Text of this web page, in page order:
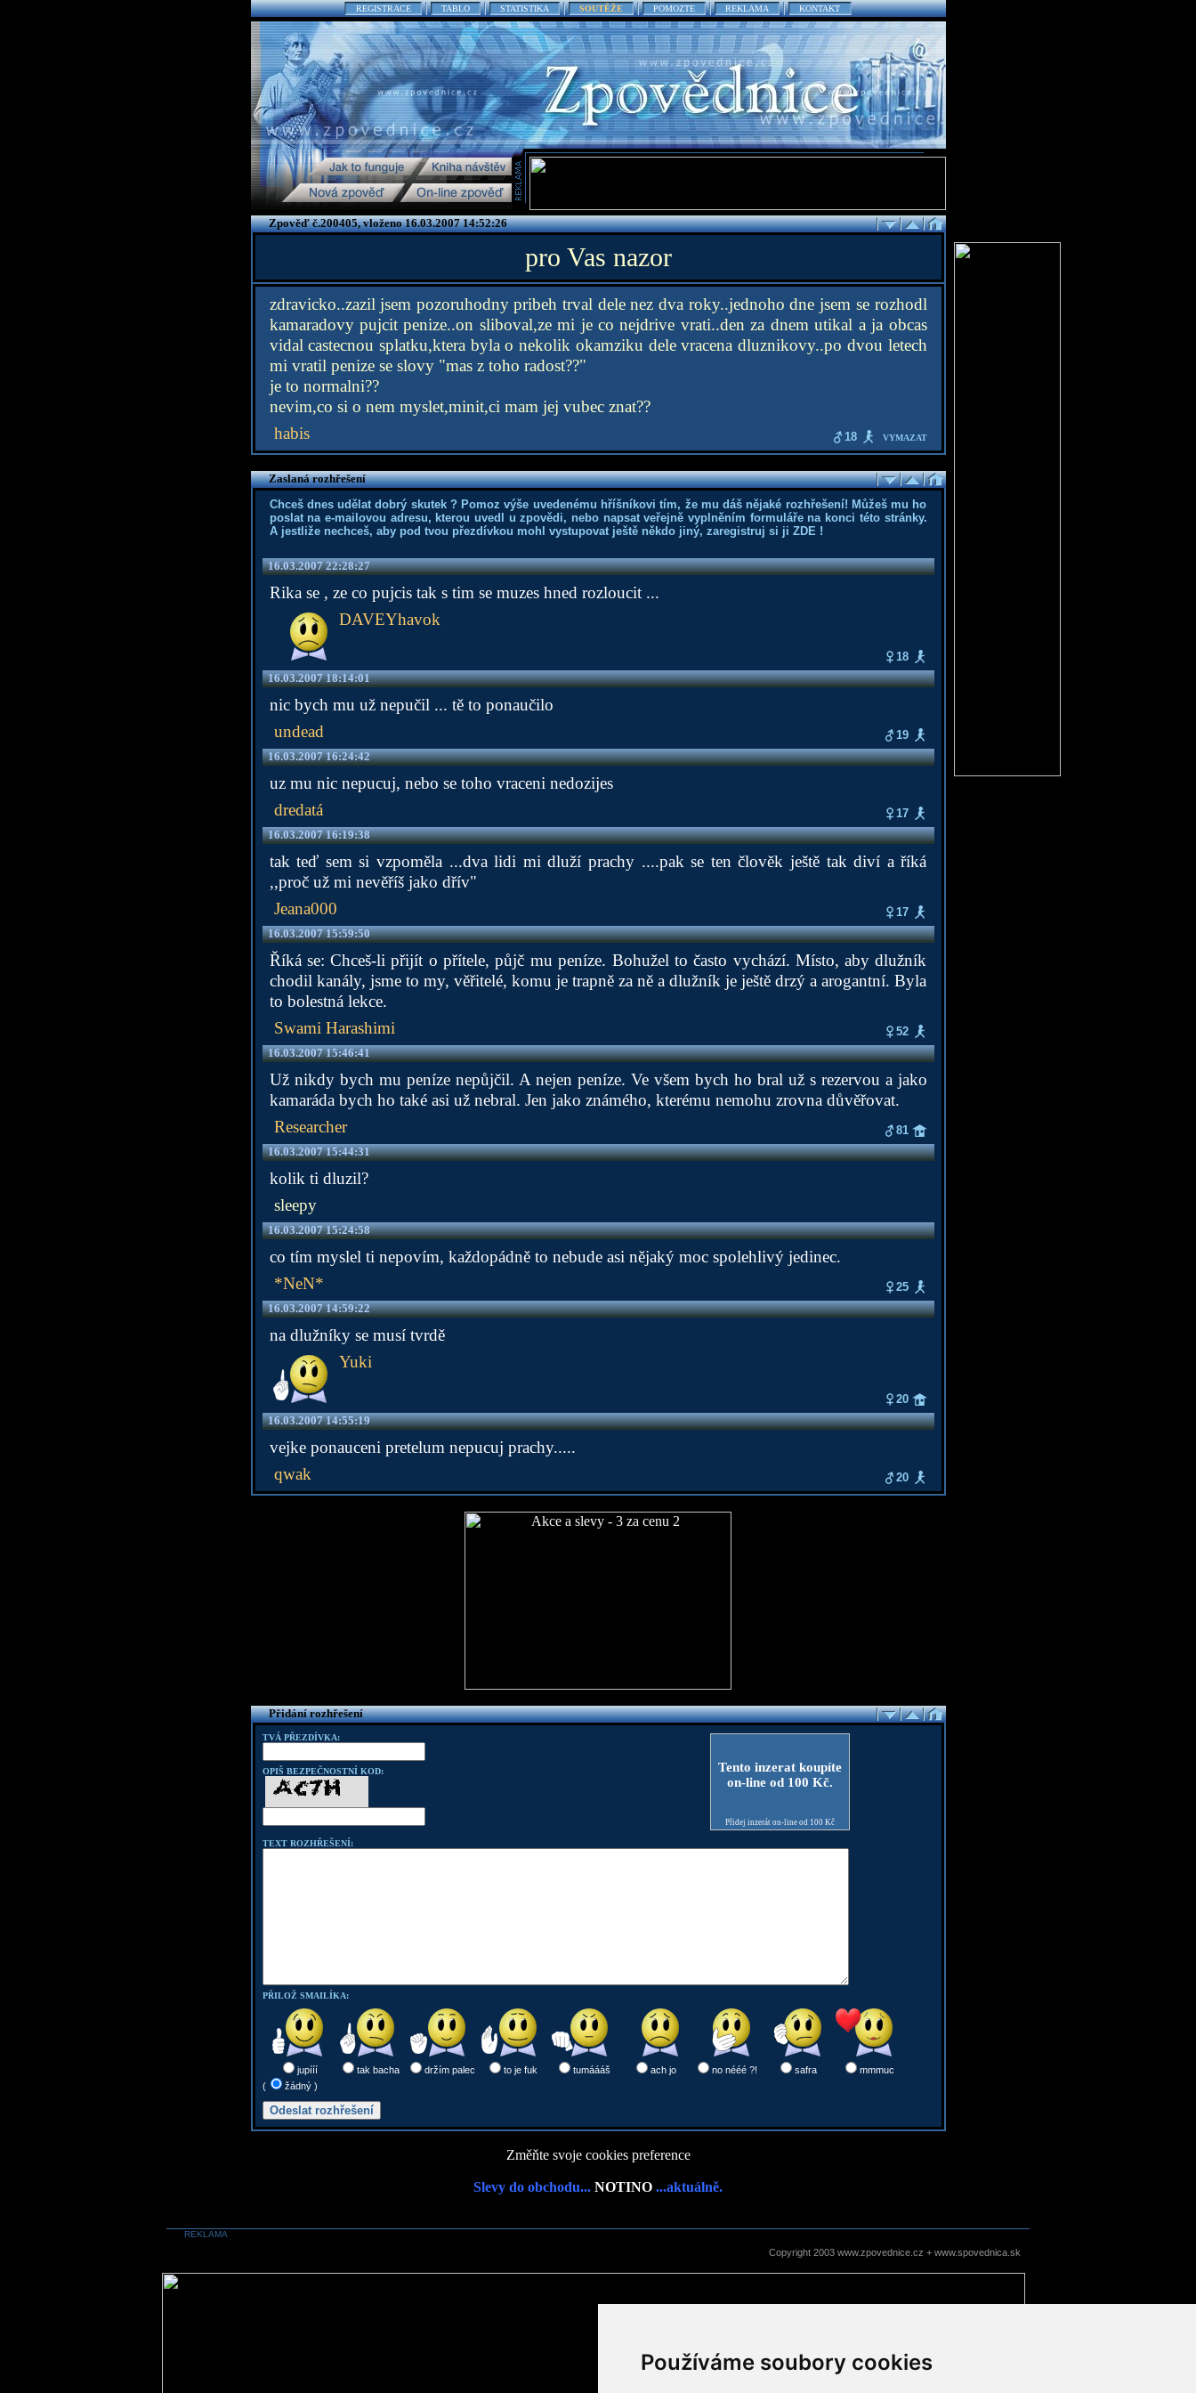
Používáme soubory cookies
REGISTRACE TABLO STATISTIKA SOUTĚŽE POMOZTE REKLAMA KONTAKT
Zpověď č.200405, vloženo 16.03.2007 14:52:26
pro Vas nazor
zdravicko..zazil jsem pozoruhodny pribeh trval dele nez dva roky..jednoho dne jsem se rozhodl
kamaradovy pujcit penize..on sliboval,ze mi je co nejdrive vrati..den za dnem utikal a ja obcas
vidal castecnou splatku,ktera byla o nekolik okamziku dele vracena dluznikovy..po dvou letech
mi vratil penize se slovy "mas z toho radost??"
je to normalni??
nevim,co si o nem myslet,minit,ci mam jej vubec znat??
habis
18 VYMAZAT
Zaslaná rozhřešení
Chceš dnes udělat dobrý skutek ? Pomoz výše uvedenému hříšníkovi tím, že mu dáš nějaké rozhřešení! Můžeš mu ho
poslat na e-mailovou adresu, kterou uvedl u zpovědi, nebo napsat veřejně vyplněním formuláře na konci této stránky.
A jestliže nechceš, aby pod tvou přezdívkou mohl vystupovat ještě někdo jiný, zaregistruj si ji ZDE!
16.03.2007 22:28:27
Rika se , ze co pujcis tak s tim se muzes hned rozloucit ...
DAVEYhavok
18
16.03.2007 18:14:01
nic bych mu už nepučil ... tě to ponaučilo
undead
19
16.03.2007 16:24:42
uz mu nic nepucuj, nebo se toho vraceni nedozijes
dredatá
17
16.03.2007 16:19:38
tak teď sem si vzpoměla ...dva lidi mi dluží prachy ....pak se ten člověk ještě tak diví a říká
,,proč už mi nevěříš jako dřív"
Jeana000
17
16.03.2007 15:59:50
Říká se: Chceš-li přijít o přítele, půjč mu peníze. Bohužel to často vychází. Místo, aby dlužník
chodil kanály, jsme to my, věřitelé, komu je trapně za ně a dlužník je ještě drzý a arogantní. Byla
to bolestná lekce.
Swami Harashimi
52
16.03.2007 15:46:41
Už nikdy bych mu peníze nepůjčil. A nejen peníze. Ve všem bych ho bral už s rezervou a jako
kamaráda bych ho také asi už nebral. Jen jako známého, kterému nemohu zrovna důvěřovat.
Researcher
81
16.03.2007 15:44:31
kolik ti dluzil?
sleepy
16.03.2007 15:24:58
co tím myslel ti nepovím, každopádně to nebude asi nějaký moc spolehlivý jedinec.
*NeN*
25
16.03.2007 14:59:22
na dlužníky se musí tvrdě
Yuki
20
16.03.2007 14:55:19
vejke ponauceni pretelum nepucuj prachy.....
qwak
20
Přidání rozhřešení
TVÁ PŘEZDÍVKA:
OPIŠ BEZPEČNOSTNÍ KOD:
Tento inzerat koupíte
on-line od 100 Kč.
Přidej inzerát on-line od 100 Kč
TEXT ROZHŘEŠENÍ:
PŘILOŽ SMAILÍKA:
jupííí tak bacha držím palec to je fuk tumáááš ach jo no nééé ?! safra
mmmuc
(
žádný )
Změňte svoje cookies preference
Slevy do obchodu... NOTINO ...aktuálně.
REKLAMA
Copyright 2003 www.zpovednice.cz + www.spovednica.sk